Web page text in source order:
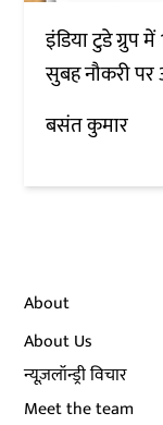
इंडिया टुडे ग्रुप
सुबह नौकरी
बसंत कुमार
About
About Us
न्यूज़लॉन्ड्री विचार
Meet the team